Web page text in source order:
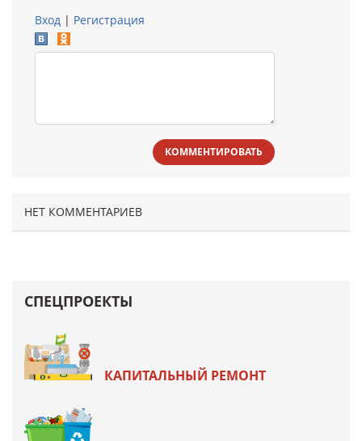
Вход | Регистрация
КОММЕНТИРОВАТЬ
НЕТ КОММЕНТАРИЕВ
СПЕЦПРОЕКТЫ
КАПИТАЛЬНЫЙ РЕМОНТ